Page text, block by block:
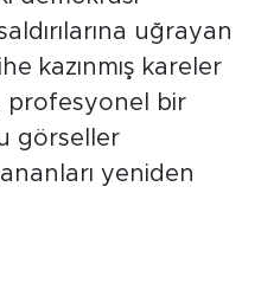
uğrayan
kazınmış kareler
profesyonel bir
görseller
yeniden